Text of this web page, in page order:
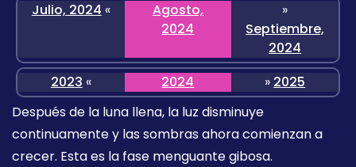
Julio, 2024 «
Agosto,
2024
»
Septiembre,
2024
2023 « 2024 » 2025
Después de la luna llena, la luz disminuye
continuamente y las sombras ahora comienzan a
crecer. Esta es la fase menguante gibosa.